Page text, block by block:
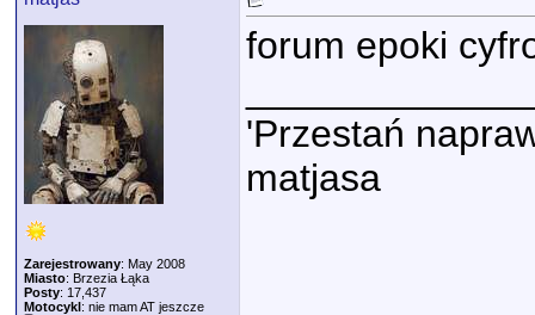
Zarejestrowany: May 2008
Miasto: Brzezia Łąka
Posty: 17,437
Motocykl: nie mam AT jeszcze
forum epoki
'Przestań
matjasa